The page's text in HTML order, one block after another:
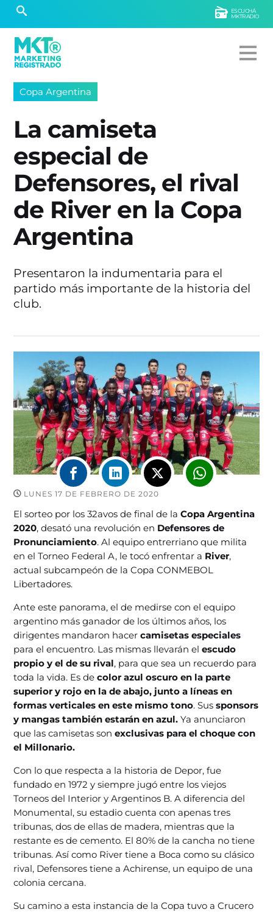
ESCUCHÁ
MKTRADIO
Copa Argentina
La camiseta
especial de
Defensores, el rival
de River en la Copa
Argentina
Presentaron la indumentaria para el
partido más importante de la historia del
club.
LUNES 17 DE FEBRERO DE 2020
El sorteo por los 32avos de final de laCopa Argentina
2020, desató una revolución en Defensores de
Pronunciamiento. Al equipo entrerriano que milita
en el Torneo Federal A, le tocó enfrentar a River,
actual subcampeón de la Copa CONMEBOL
Libertadores.
Ante este panorama, el de medirse con el equipo
argentino más ganador de los últimos años, los
dirigentes mandaron hacercamisetas especiales
para el encuentro. Las mismas llevarán elescudo
propio y el de su rival, para que sea un recuerdo para
toda la vida. Es decolor azul oscuro en la parte
superior y rojo en la de abajo, junto a líneas en
formas verticales en este mismo tono. Sussponsors
y mangas también estarán en azul. Ya anunciaron
que las camisetas sonexclusivas para el choque con
el Millonario.
Con lo que respecta a la historia de Depor, fue
fundado en 1972 y siempre jugó entre los viejos
Torneos del Interior y Argentinos B. A diferencia del
Monumental, su estadio cuenta con apenas tres
tribunas, dos de ellas de madera, mientras que la
restante es de cemento. El 80% de la cancha no tiene
tribunas. Así como River tiene a Boca como su clásico
rival, Defensores tiene a Achirense, un equipo de una
colonia cercana.
Su camino a esta instancia de la Copa tuvo a Crucero